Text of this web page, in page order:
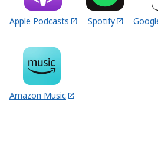
Apple Podcasts Spotify
Amazon Music